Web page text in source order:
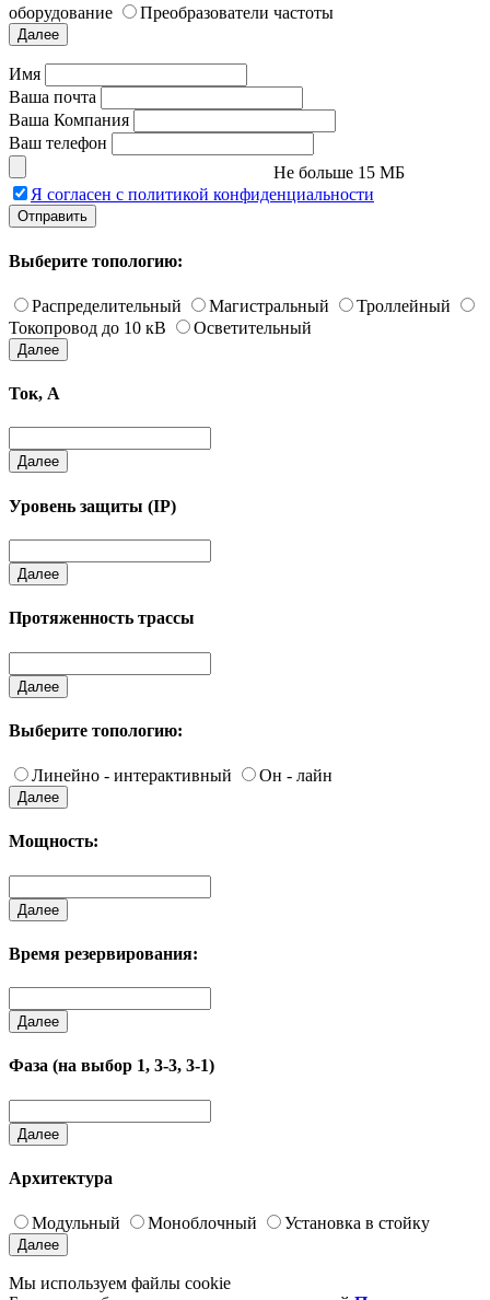
оборудование
Преобразователи частоты
Далее
Имя
Ваша почта
Ваша Компания
Ваш телефон
Не больше 15 МБ
Я согласен с политикой конфиденциальности
Отправить
Выберите топологию:
Распределительный Магистральный
Троллейный
Токопровод до 10 кВ
Осветительный
Далее
Ток, А
Далее
Уровень защиты (IP)
Далее
Протяженность трассы
Далее
Выберите топологию:
Линейно - интерактивный Он - лайн
Далее
Мощность:
Далее
Время резервирования:
Далее
Фаза (на выбор 1, 3-3, 3-1)
Далее
Архитектура
Модульный Моноблочный Установка в стойку
Далее
Мы используем файлы cookie